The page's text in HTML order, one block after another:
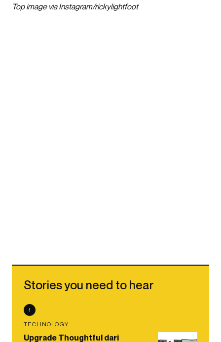
Top image via Instagram/rickylightfoot
Stories you need to hear
1
TECHNOLOGY
Upgrade Thoughtful dari